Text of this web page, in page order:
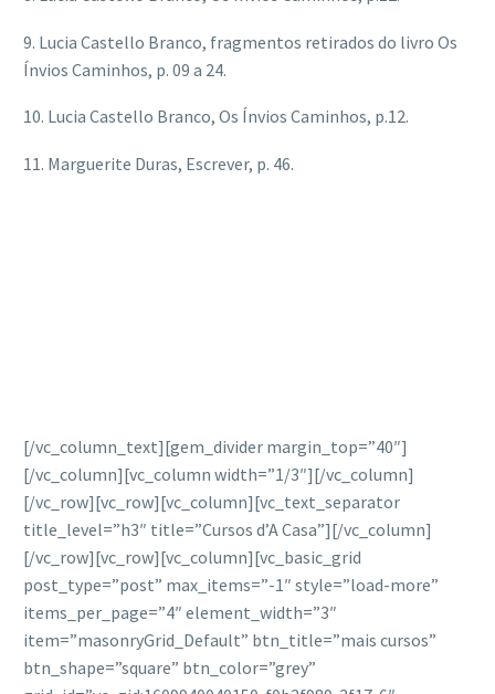
9. Lucia Castello Branco, fragmentos retirados do livro Os
Ínvios Caminhos, p. 09 a 24.
10. Lucia Castello Branco, Os Ínvios Caminhos, p.12.
11. Marguerite Duras, Escrever, p. 46.
[/vc_column_text][gem_divider margin_top=”40″]
[/vc_column][vc_column width=”1/3″][/vc_column]
[/vc_row][vc_row][vc_column][vc_text_separator
title_level=”h3″ title=”Cursos d’A Casa”][/vc_column]
[/vc_row][vc_row][vc_column][vc_basic_grid
post_type=”post” max_items=”-1″ style=”load-more”
items_per_page=”4″ element_width=”3″
item=”masonryGrid_Default” btn_title=”mais cursos”
btn_shape=”square” btn_color=”grey”